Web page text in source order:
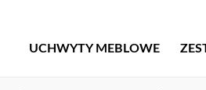
UCHWYTY MEBLOWE